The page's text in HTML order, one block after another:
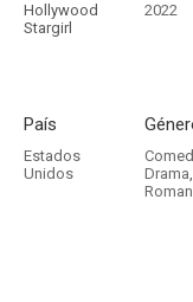
Hollywood
Stargirl
2022
País
Estados
Unidos
Drama,